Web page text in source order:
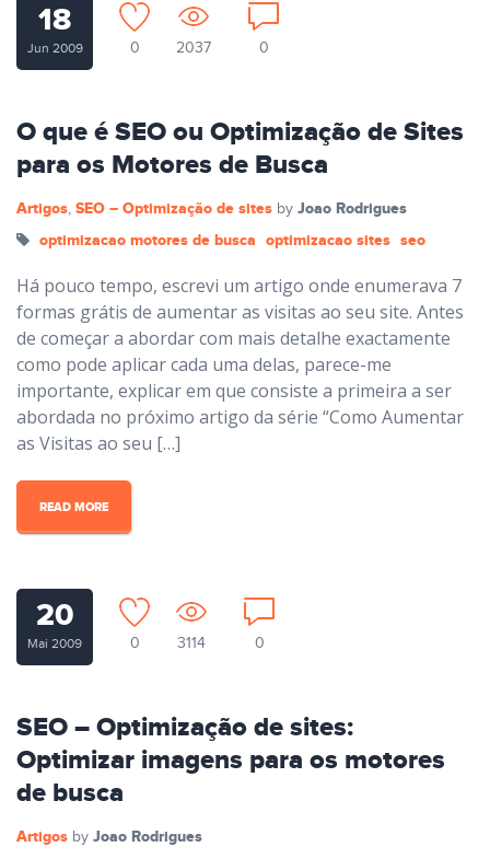
18
Jun 2009 0 2037 0
O que é SEO ou Optimização de Sites
para os Motores de Busca
Artigos, SEO – Optimização de sites by Joao Rodrigues
optimizacao motores de busca optimizacao sites seo
Há pouco tempo, escrevi um artigo onde enumerava 7
formas grátis de aumentar as visitas ao seu site. Antes
de começar a abordar com mais detalhe exactamente
como pode aplicar cada uma delas, parece-me
importante, explicar em que consiste a primeira a ser
abordada no próximo artigo da série “Como Aumentar
as Visitas ao seu […]
READ MORE
20
Mai 2009 0 3114 0
SEO – Optimização de sites:
Optimizar imagens para os motores
de busca
Artigos by Joao Rodrigues